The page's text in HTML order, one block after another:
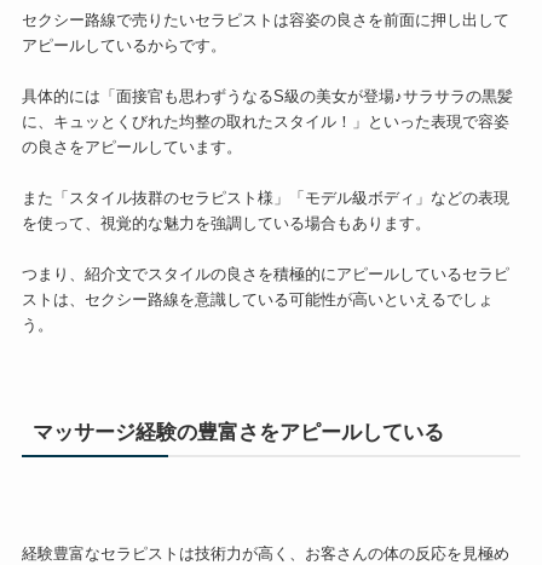
セクシー路線で売りたいセラピストは容姿の良さを前面に押し出して
アピールしているからです。
具体的には「面接官も思わずうなるS級の美女が登場♪サラサラの黒髪
に、キュッとくびれた均整の取れたスタイル！」といった表現で容姿
の良さをアピールしています。
また「スタイル抜群のセラピスト様」「モデル級ボディ」などの表現
を使って、視覚的な魅力を強調している場合もあります。
つまり、紹介文でスタイルの良さを積極的にアピールしているセラピ
ストは、セクシー路線を意識している可能性が高いといえるでしょ
う。
マッサージ経験の豊富さをアピールしている
経験豊富なセラピストは技術力が高く、お客さんの体の反応を見極め